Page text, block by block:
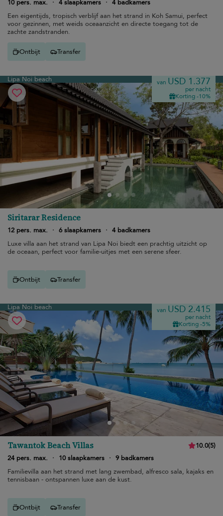
10 pers. max.
· 4 slaapkamers · 4 badkamers
Een eigentijds, tropisch verblijf aan het strand in Koh Samui, perfect
voor gezinnen, met weids oceaanzicht en directe toegang tot de
zachte zandstranden.
Ontbijt Transfer
Lipa Noi beach van USD 1.377
per nacht
Korting -10%
Siritarar Residence
12 pers. max. · 6 slaapkamers · 4 badkamers
Luxe villa aan het strand van Lipa Noi biedt een prachtig uitzicht op
de oceaan, perfect voor familie-uitjes met een serene sfeer.
Ontbijt Transfer
Lipa Noi beach van USD 2.415
per nacht
Korting -5%
Tawantok Beach Villas 10.0(5)
24 pers. max.
· 10 slaapkamers · 9 badkamers
Familievilla aan het strand met lang zwembad, alfresco sala, kajaks en
tennisbaan - ontspannen luxe aan de kust.
Ontbijt Transfer